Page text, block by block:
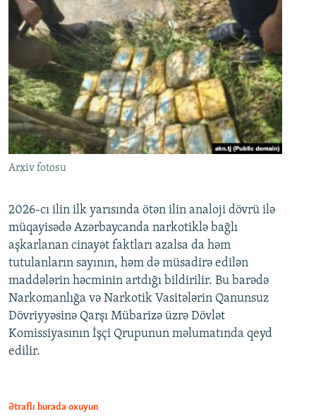
Arxiv fotosu
2026-cı ilin ilk yarısında ötən ilin analoji dövrü ilə
müqayisədə Azərbaycanda narkotiklə bağlı
aşkarlanan cinayət faktları azalsa da həm
tutulanların sayının, həm də müsadirə edilən
maddələrin həcminin artdığı bildirilir. Bu barədə
Narkomanlığa və Narkotik Vasitələrin Qanunsuz
Dövriyyəsinə Qarşı Mübarizə üzrə Dövlət
Komissiyasının İşçi Qrupunun məlumatında qeyd
edilir.
Ətraflı burada oxuyun